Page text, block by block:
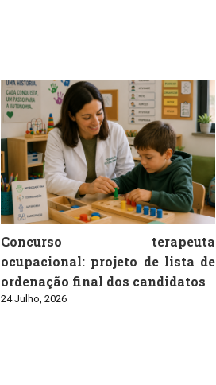
Concurso terapeuta
ocupacional: projeto de lista de
ordenação final dos candidatos
24 Julho, 2026